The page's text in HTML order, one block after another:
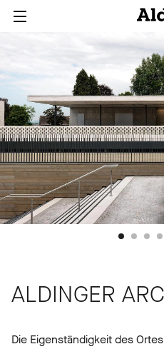
ALDINGER
Die Eigenständigkeit des